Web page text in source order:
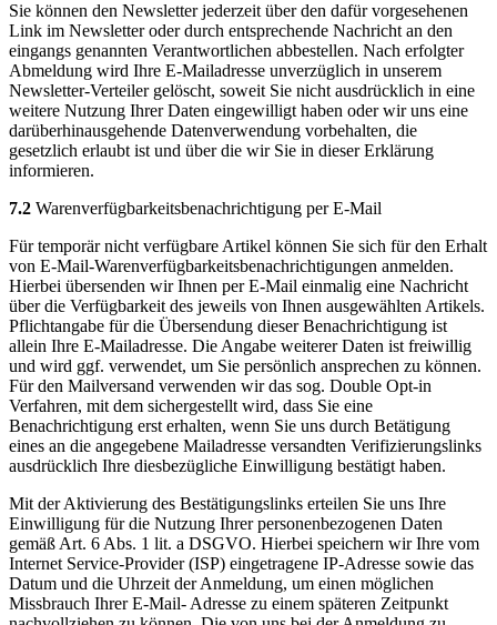
Sie können den Newsletter jederzeit über den dafür vorgesehenen
Link im Newsletter oder durch entsprechende Nachricht an den
eingangs genannten Verantwortlichen abbestellen. Nach erfolgter
Abmeldung wird Ihre E-Mailadresse unverzüglich in unserem
Newsletter-Verteiler gelöscht, soweit Sie nicht ausdrücklich in eine
weitere Nutzung Ihrer Daten eingewilligt haben oder wir uns eine
darüberhinausgehende Datenverwendung vorbehalten, die
gesetzlich erlaubt ist und über die wir Sie in dieser Erklärung
informieren.
7.2 Warenverfügbarkeitsbenachrichtigung per E-Mail
Für temporär nicht verfügbare Artikel können Sie sich für den Erhalt
von E-Mail-Warenverfügbarkeitsbenachrichtigungen anmelden.
Hierbei übersenden wir Ihnen per E-Mail einmalig eine Nachricht
über die Verfügbarkeit des jeweils von Ihnen ausgewählten Artikels.
Pflichtangabe für die Übersendung dieser Benachrichtigung ist
allein Ihre E-Mailadresse. Die Angabe weiterer Daten ist freiwillig
und wird ggf. verwendet, um Sie persönlich ansprechen zu können.
Für den Mailversand verwenden wir das sog. Double Opt-in
Verfahren, mit dem sichergestellt wird, dass Sie eine
Benachrichtigung erst erhalten, wenn Sie uns durch Betätigung
eines an die angegebene Mailadresse versandten Verifizierungslinks
ausdrücklich Ihre diesbezügliche Einwilligung bestätigt haben.
Mit der Aktivierung des Bestätigungslinks erteilen Sie uns Ihre
Einwilligung für die Nutzung Ihrer personenbezogenen Daten
gemäß Art. 6 Abs. 1 lit. a DSGVO. Hierbei speichern wir Ihre vom
Internet Service-Provider (ISP) eingetragene IP-Adresse sowie das
Datum und die Uhrzeit der Anmeldung, um einen möglichen
Missbrauch Ihrer E-Mail- Adresse zu einem späteren Zeitpunkt